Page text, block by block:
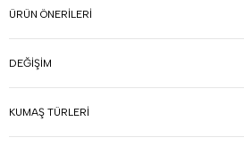
ÜRÜN ÖNERILERI
DEĞIŞIM
KUMAŞ TÜRLERI